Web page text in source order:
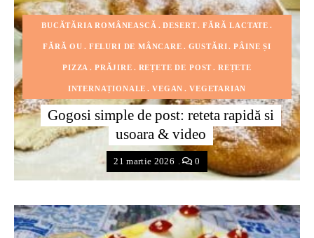
BUCĂTĂRIA ROMÂNEASCĂ DESERT FĂRĂ LACTATE
FĂRĂ OU FELURI DE MÂNCARE GUSTĂRI PÂINE ȘI
PIZZA PRĂJIRE REȚETE DE POST REȚETE
INTERNAȚIONALE VEGAN VEGETARIAN
Gogosi simple de post: reteta rapidă si
usoara & video
21 martie 2026 0